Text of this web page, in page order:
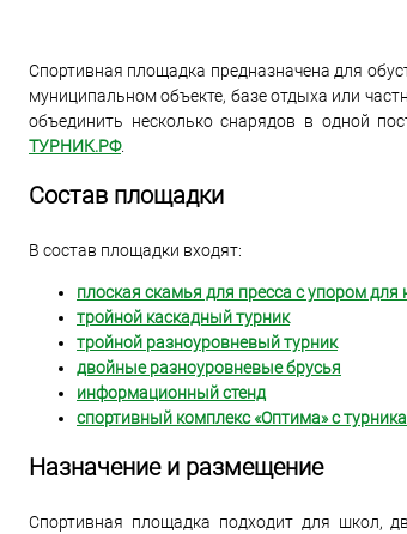
Спортивная площадка предназначена для
муниципальном объекте, базе отдыха или
объединить несколько снарядов в одной
ТУРНИК.РФ.
Состав площадки
В состав площадки входят:
плоская скамья для пресса с упором для
тройной каскадный турник
тройной разноуровневый турник
двойные разноуровневые брусья
информационный стенд
спортивный комплекс «Оптима» с
Назначение и размещение
Спортивная площадка подходит для школ,